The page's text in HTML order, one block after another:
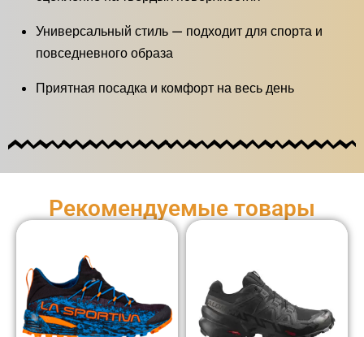
Универсальный стиль — подходит для спорта и
повседневного образа
Приятная посадка и комфорт на весь день
Рекомендуемые товары